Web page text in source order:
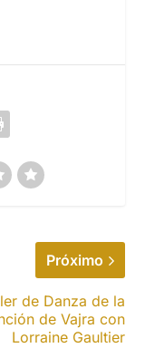
Próximo
de Danza de la
de Vajra con
Lorraine Gaultier